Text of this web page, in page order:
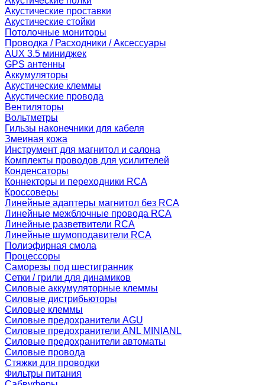
Акустические проставки
Акустические стойки
Потолочные мониторы
Проводка / Расходники / Аксессуары
AUX 3.5 миниджек
GPS антенны
Аккумуляторы
Акустические клеммы
Акустические провода
Вентиляторы
Вольтметры
Гильзы наконечники для кабеля
Змеиная кожа
Инструмент для магнитол и салона
Комплекты проводов для усилителей
Конденсаторы
Коннекторы и переходники RCA
Кроссоверы
Линейные адаптеры магнитол без RCA
Линейные межблочные провода RCA
Линейные разветвители RCA
Линейные шумоподавители RCA
Полиэфирная смола
Процессоры
Саморезы под шестигранник
Сетки / грили для динамиков
Силовые аккумуляторные клеммы
Силовые дистрибьюторы
Силовые клеммы
Силовые предохранители AGU
Силовые предохранители ANL MINIANL
Силовые предохранители автоматы
Силовые провода
Стяжки для проводки
Фильтры питания